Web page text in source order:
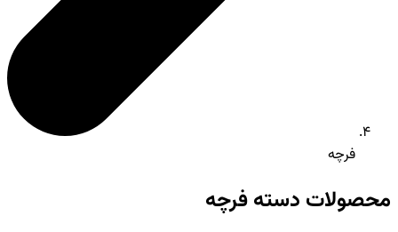
فرچه
محصولات دسته فرچه